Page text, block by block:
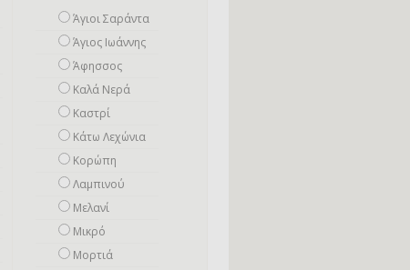
Άγιοι Σαράντα
Άγιος Ιωάννης
Άφησσος
Καλά Νερά
Καστρί
Κάτω Λεχώνια
Κορώπη
Λαμπινού
Μελανί
Μικρό
Mορτιά